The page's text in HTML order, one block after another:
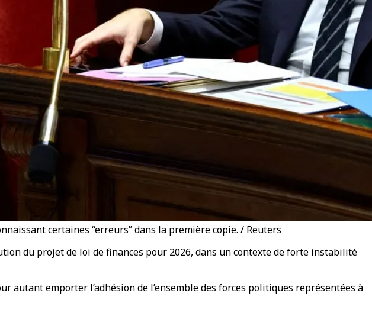
certaines “erreurs” dans la première copie. / Reuters
du projet de loi de finances pour 2026, dans un contexte de forte instabilité
autant emporter l’adhésion de l’ensemble des forces politiques représentées à